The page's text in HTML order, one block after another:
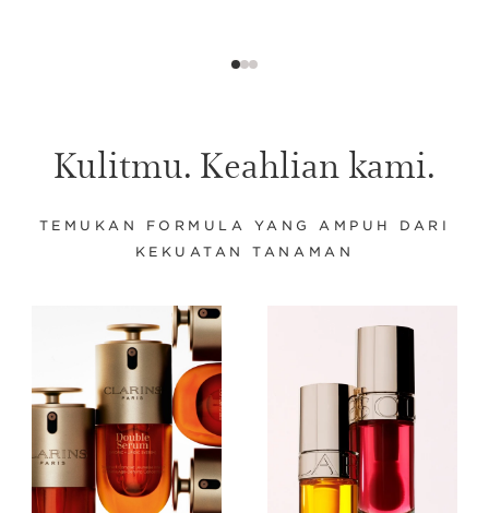
Kulitmu. Keahlian kami.
TEMUKAN FORMULA YANG AMPUH DARI
KEKUATAN TANAMAN